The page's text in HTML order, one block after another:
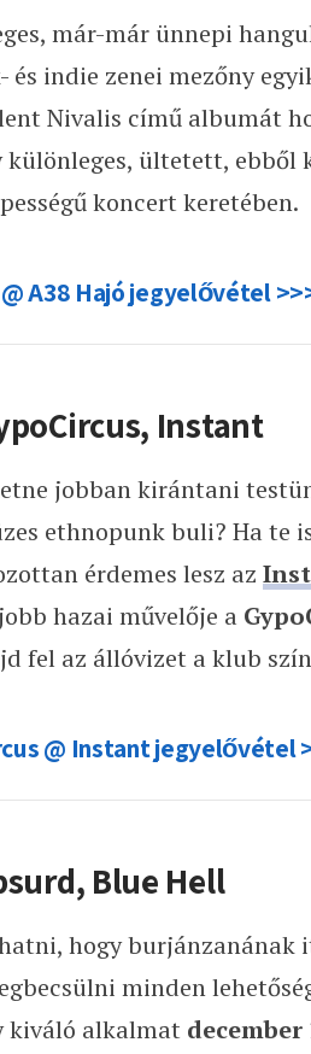
már-már ünnepi
indie zenei mezőny
Nivalis című albumát
különleges, ültetett, ebből
koncert keretében.
A38 Hajó jegyelővétel
Instant
jobban kirántani
ethnopunk buli? Ha te
érdemes lesz az
hazai művelője a
fel az állóvizet a klub
@ Instant jegyelővétel
Blue Hell
hogy burjánzanának
minden
kiváló alkalmat december